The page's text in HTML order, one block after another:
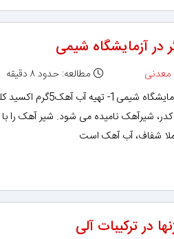
در آزمایشگاه شیمی
مطالعه: حدود ۸ دقیقه
شیرآهک نامیده می شود. شیر آهک را
شفاف، آب آهک است
در ترکیبات آلی